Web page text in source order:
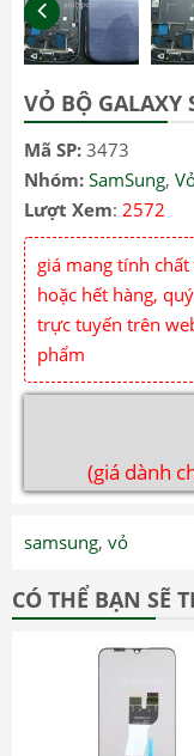
VỎ BỘ GALAXY
Mã SP: 3473
Nhóm: SamSung,
Lượt Xem: 2572
giá mang tính
hoặc hết hàng,
trực tuyến trên
phẩm
(giá dành
samsung, vỏ
CÓ THỂ BẠN SẼ